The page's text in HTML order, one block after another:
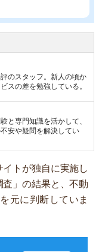
のスタッフ。新人の頃か
スの差を勉強している。
と専門知識を活かして、
安や疑問を解決してい
トが独自に実施し
」の結果と、不動
元に判断していま